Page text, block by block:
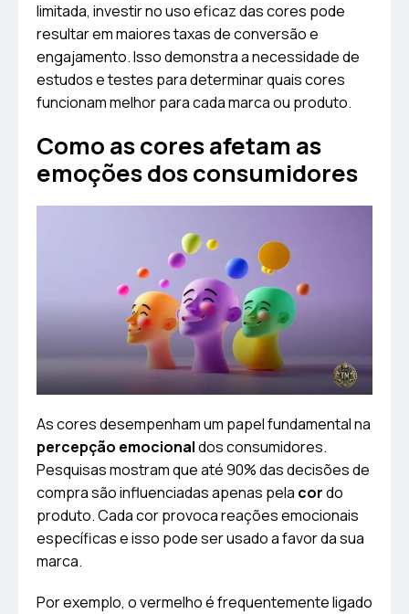
limitada, investir no uso eficaz das cores pode
resultar em maiores taxas de conversão e
engajamento. Isso demonstra a necessidade de
estudos e testes para determinar quais cores
funcionam melhor para cada marca ou produto.
Como as cores afetam as
emoções dos consumidores
As cores desempenham um papel fundamental na
percepção emocionaldos consumidores.
Pesquisas mostram que até 90% das decisões de
compra são influenciadas apenas pela cordo
produto. Cada cor provoca reações emocionais
específicas e isso pode ser usado a favor da sua
marca.
Por exemplo, o vermelho é frequentemente ligado